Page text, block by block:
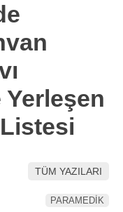
WhatsApp İhbar
TÜM YAZILARI
PARAMEDİK